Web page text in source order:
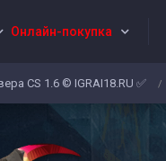
Онлайн-покупка
CS 1.6 © IGRAI18.RU ✅ /